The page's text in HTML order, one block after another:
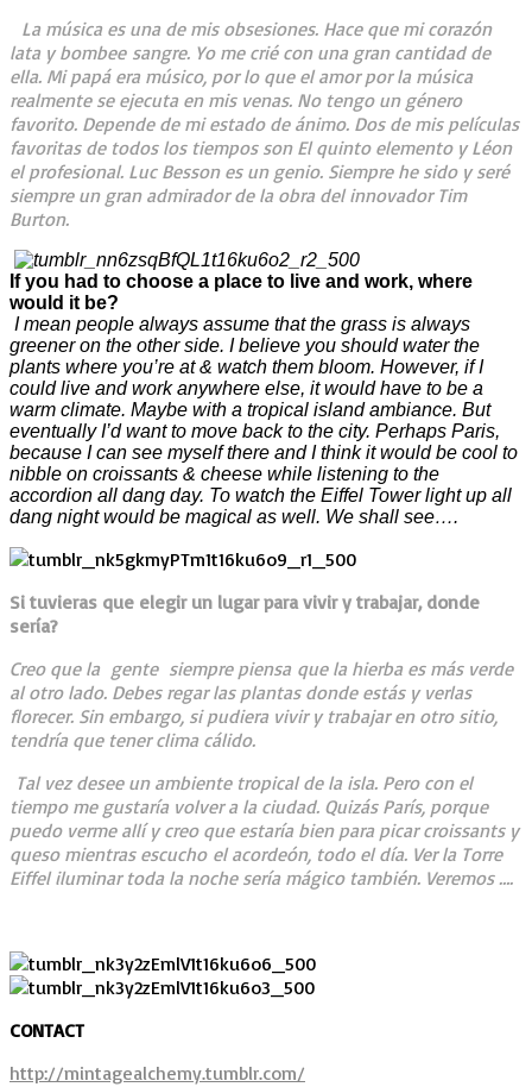
La música es una de mis obsesiones. Hace que mi corazón
lata y bombee sangre. Yo me crié con una gran cantidad de
ella. Mi papá era músico, por lo que el amor por la música
realmente se ejecuta en mis venas. No tengo un género
favorito. Depende de mi estado de ánimo. Dos de mis películas
favoritas de todos los tiempos son El quinto elemento y Léon
el profesional. Luc Besson es un genio. Siempre he sido y seré
siempre un gran admirador de la obra del innovador Tim
Burton.
If you had to choose a place to live and work, where
would it be?
I mean people always assume that the grass is always
greener on the other side. I believe you should water the
plants where you’re at & watch them bloom. However, if I
could live and work anywhere else, it would have to be a
warm climate. Maybe with a tropical island ambiance. But
eventually I’d want to move back to the city. Perhaps Paris,
because I can see myself there and I think it would be cool to
nibble on croissants & cheese while listening to the
accordion all dang day. To watch the Eiffel Tower light up all
dang night would be magical as well. We shall see….
Si tuvieras que elegir un lugar para vivir y trabajar, donde
sería?
Creo que la gente siempre piensa que la hierba es más verde
al otro lado. Debes regar las plantas donde estás y verlas
florecer. Sin embargo, si pudiera vivir y trabajar en otro sitio,
tendría que tener clima cálido.
Tal vez desee un ambiente tropical de la isla. Pero con el
tiempo me gustaría volver a la ciudad. Quizás París, porque
puedo verme allí y creo que estaría bien para picar croissants y
queso mientras escucho el acordeón, todo el día. Ver la Torre
Eiffel iluminar toda la noche sería mágico también. Veremos ….
CONTACT
http://mintagealchemy.tumblr.com/